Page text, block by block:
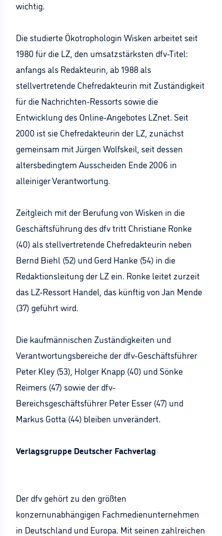
wichtig.
Die studierte Ökotrophologin Wisken arbeitet seit
1980 für die LZ, den umsatzstärksten dfv-Titel:
anfangs als Redakteurin, ab 1988 als
stellvertretende Chefredakteurin mit Zuständigkeit
für die Nachrichten-Ressorts sowie die
Entwicklung des Online-Angebotes LZnet. Seit
2000 ist sie Chefredakteurin der LZ, zunächst
gemeinsam mit Jürgen Wolfskeil, seit dessen
altersbedingtem Ausscheiden Ende 2006 in
alleiniger Verantwortung.
Zeitgleich mit der Berufung von Wisken in die
Geschäftsführung des dfv tritt Christiane Ronke
(40) als stellvertretende Chefredakteurin neben
Bernd Biehl (52) und Gerd Hanke (54) in die
Redaktionsleitung der LZ ein. Ronke leitet zurzeit
das LZ-Ressort Handel, das künftig von Jan Mende
(37) geführt wird.
Die kaufmännischen Zuständigkeiten und
Verantwortungsbereiche der dfv-Geschäftsführer
Peter Kley (53), Holger Knapp (40) und Sönke
Reimers (47) sowie der dfv-
Bereichsgeschäftsführer Peter Esser (47) und
Markus Gotta (44) bleiben unverändert.
Verlagsgruppe Deutscher Fachverlag
Der dfv gehört zu den größten
konzernunabhängigen Fachmedienunternehmen
in Deutschland und Europa. Mit seinen zahlreichen